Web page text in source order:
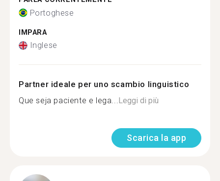
Portoghese
IMPARA
Inglese
Partner ideale per uno scambio linguistico
Que seja paciente e lega...Leggi di più
Scarica la app